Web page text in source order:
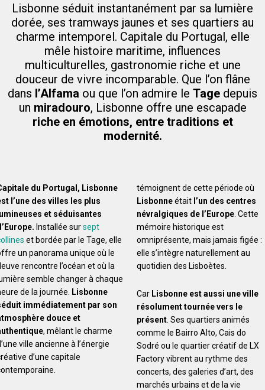
Lisbonne séduit instantanément par sa lumière
dorée, ses tramways jaunes et ses quartiers au
charme intemporel. Capitale du Portugal, elle
mêle histoire maritime, influences
multiculturelles, gastronomie riche et une
douceur de vivre incomparable. Que l’on flâne
dans l’Alfama ou que l’on admire le Tage depuis
un miradouro, Lisbonne offre une escapade
riche en émotions, entre traditions et
modernité.
du Portugal, Lisbonne
l’une des villes les plus
et séduisantes
Installée sursept
et bordée par le Tage, elle
un panorama unique où le
rencontre l’océan et où la
semble changer à chaque
de la journée.
Lisbonne
immédiatement par son
douce et
, mêlant le charme
ville ancienne à l’énergie
d’une capitale
témoignent de cette période où
Lisbonneétait l’un des centres
névralgiques de l’Europe . Cette
mémoire historique est
omniprésente, mais jamais figée :
elle s’intègre naturellement au
quotidien des Lisboètes.
Car Lisbonne est aussi une ville
résolument tournée vers le
présent . Ses quartiers animés
comme le Bairro Alto, Cais do
Sodré ou le quartier créatif de LX
Factory vibrent au rythme des
concerts, des galeries d’art, des
marchés urbains et de la vie